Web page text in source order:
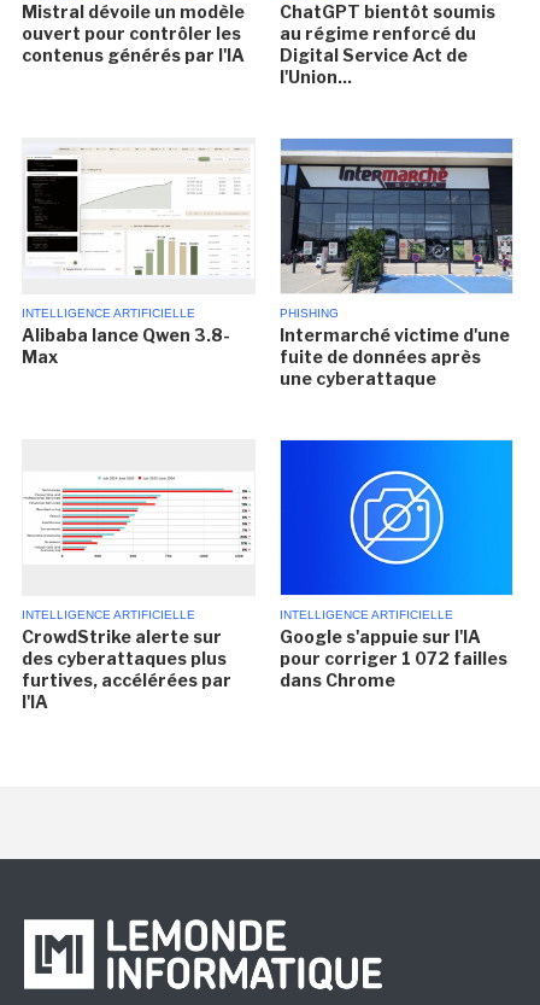
Mistral dévoile un modèle
ouvert pour contrôler les
contenus générés par l'IA
ChatGPT bientôt soumis
au régime renforcé du
Digital Service Act de
l'Union...
INTELLIGENCE ARTIFICIELLE
Alibaba lance Qwen 3.8-
Max
PHISHING
Intermarché victime d'une
fuite de données après
une cyberattaque
INTELLIGENCE ARTIFICIELLE
CrowdStrike alerte sur
des cyberattaques plus
furtives, accélérées par
l'IA
INTELLIGENCE ARTIFICIELLE
Google s'appuie sur l'IA
pour corriger 1 072 failles
dans Chrome